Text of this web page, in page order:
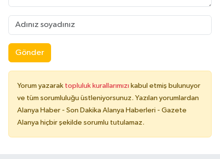
Gönder
Yorum yazarak topluluk kurallarımızı kabul etmiş bulunuyor
ve tüm sorumluluğu üstleniyorsunuz. Yazılan yorumlardan
Alanya Haber - Son Dakika Alanya Haberleri - Gazete
Alanya hiçbir şekilde sorumlu tutulamaz.